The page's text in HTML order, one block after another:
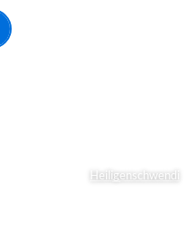
Heiligenschwendi